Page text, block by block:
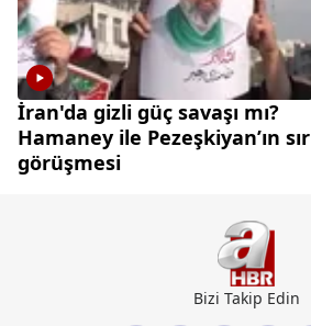
İran'da gizli güç savaşı mı?
Hamaney ile Pezeşkiyan’ın sır
görüşmesi
Bizi Takip Edin